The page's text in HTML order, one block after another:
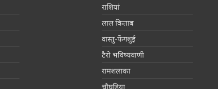
राशियां
लाल किताब
वास्तु-फेंगशुई
टैरो भविष्यवाणी
रामशलाका
चौघड़िया